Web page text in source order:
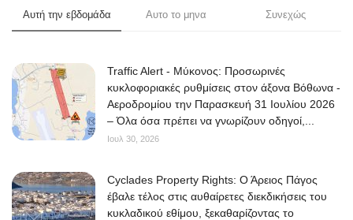
Aegean Islands
Cost Of Living Crisis
Opinion + Analysis
L’Art des Sens
Local Elections 2023
Αυτή την εβδομάδα Αυτο το μηνα Συνεχώς
Traffic Alert - Μύκονος: Προσωρινές
κυκλοφοριακές ρυθμίσεις στον άξονα Βόθωνα -
Αεροδρομίου την Παρασκευή 31 Ιουλίου 2026
– Όλα όσα πρέπει να γνωρίζουν οδηγοί,...
Ιουλ 30, 2026
Cyclades Property Rights: Ο Άρειος Πάγος
έβαλε τέλος στις αυθαίρετες διεκδικήσεις του
κυκλαδικού εθίμου, ξεκαθαρίζοντας το